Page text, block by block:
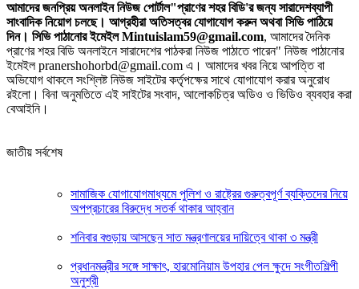
আমাদের জনপ্রিয় অনলাইন নিউজ পোর্টাল"প্রাণের শহর বিডি'র জন্য সারাদেশব্যাপী
সাংবাদিক নিয়োগ চলছে। আগ্রহীরা অতিসত্বর যোগাযোগ করুন অথবা সিভি পাঠিয়ে
দিন। সিভি পাঠানোর ইমেইল Mintuislam59@gmail.com, আমাদের দৈনিক
প্রাণের শহর বিডি অনলাইনে সারাদেশের পাঠকরা নিউজ পাঠাতে পারেন" নিউজ পাঠানোর
ইমেইল pranershohorbd@gmail.com এ। আমাদের খবর নিয়ে আপত্তি বা
অভিযোগ থাকলে সংশ্লিষ্ট নিউজ সাইটের কর্তৃপক্ষের সাথে যোগাযোগ করার অনুরোধ
রইলো। বিনা অনুমতিতে এই সাইটের সংবাদ, আলোকচিত্র অডিও ও ভিডিও ব্যবহার করা
বেআইনি।
জাতীয় সর্বশেষ
সামাজিক যোগাযোগমাধ্যমে পুলিশ ও রাষ্ট্রের গুরুত্বপূর্ণ ব্যক্তিদের নিয়ে
অপপ্রচারের বিরুদ্ধে সতর্ক থাকার আহ্বান
শনিবার বগুড়ায় আসছেন সাত মন্ত্রণালয়ের দায়িত্বে থাকা ৩ মন্ত্রী
প্রধানমন্ত্রীর সঙ্গে সাক্ষাৎ, হারমোনিয়াম উপহার পেল ক্ষুদে সংগীতশিল্পী
অনুশ্রী